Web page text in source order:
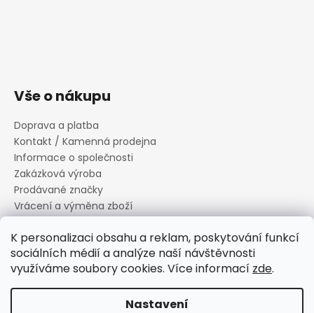
K personalizaci obsahu a reklam, poskytování funkcí
sociálních médií a analýze naší návštěvnosti
využíváme soubory cookies. Více informací zde.
Nastavení
Vše o nákupu
Doprava a platba
Kontakt / Kamenná prodejna
Informace o společnosti
Zakázková výroba
Prodávané značky
Vrácení a výměna zboží
Informace o souborech cookies
Reklamační řád
Obchodní podmínky